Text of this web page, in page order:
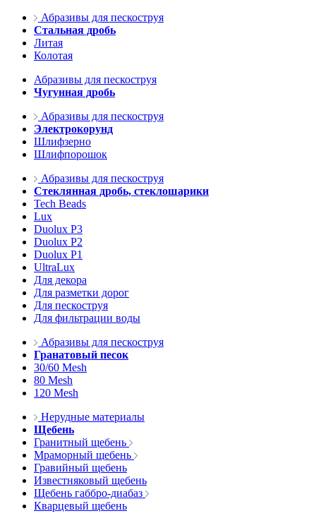
Абразивы для пескоструя
Стальная дробь
Литая
Колотая
Абразивы для пескоструя
Чугунная дробь
Абразивы для пескоструя
Электрокорунд
Шлифзерно
Шлифпорошок
Абразивы для пескоструя
Стеклянная дробь, стеклошарики
Tech Beads
Lux
Duolux P3
Duolux P2
Duolux P1
UltraLux
Для декора
Для разметки дорог
Для пескоструя
Для фильтрации воды
Абразивы для пескоструя
Гранатовый песок
30/60 Mesh
80 Mesh
120 Mesh
Нерудные материалы
Щебень
Гранитный щебень
Мраморный щебень
Гравийный щебень
Известняковый щебень
Щебень габбро-диабаз
Кварцевый щебень